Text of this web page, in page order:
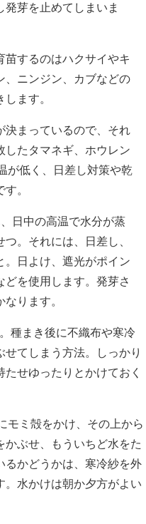
芽を止めてしまいま
苗するのはハクサイやキ
、ニンジン、カブなどの
ます。
まっているので、それ
したタマネギ、ホウレン
が低く、日差し対策や乾
。
日中の高温で水分が蒸
。それには、日差し、
。日よけ、遮光がポイン
どを使用します。発芽さ
ります。
種まき後に不織布や寒冷
てしまう方法。しっかり
せゆったりとかけておく
モミ殻をかけ、その上から
かぶせ、もういちど水をた
るかどうかは、寒冷紗を外
。水かけは朝か夕方がよい